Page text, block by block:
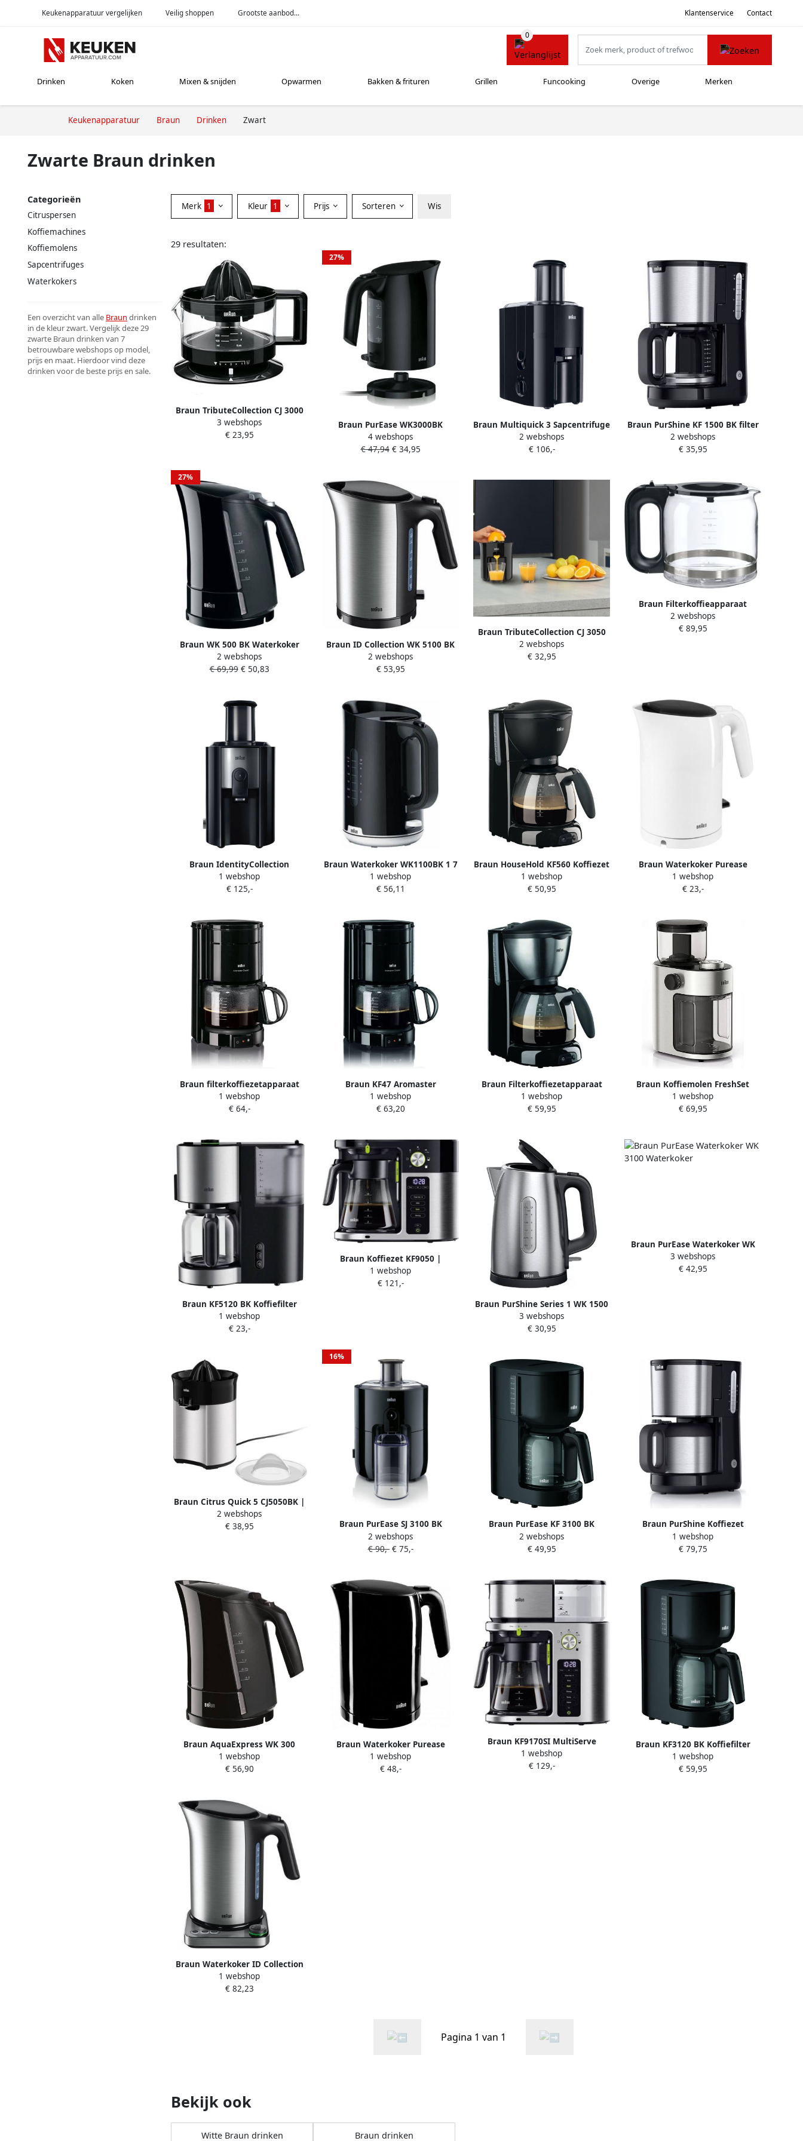
Keukenapparatuur vergelijken Veilig shoppen Grootste aanbod... Klantenservice Contact
Drinken Koken Mixen & snijden Opwarmen Bakken & frituren Grillen Funcooking Overige Merken
Keukenapparatuur Braun Drinken Zwart
Zwarte Braun drinken
Categorieën
Citruspersen
Koffiemachines
Koffiemolens
Sapcentrifuges
Waterkokers
Een overzicht van alle Braun drinken
in de kleur zwart. Vergelijk deze 29
zwarte Braun drinken van 7
betrouwbare webshops op model,
prijs en maat. Hierdoor vind deze
drinken voor de beste prijs en sale.
Merk 1 Kleur 1 Prijs Sorteren Wis
29 resultaten:
Braun TributeCollection CJ 3000
BK Elektrische citruspers Zwart
3 webshops
€ 23,95
27%
Braun PurEase WK3000BK
waterkoker 2200 W 1 L zwart
4 webshops
€ 47,94€ 34,95
Braun Multiquick 3 Sapcentrifuge
J 300
2 webshops
€ 106,-
Braun PurShine KF 1500 BK filter
koffiezetapparaat zwart 10
kopjes
2 webshops
€ 35,95
27%
Braun WK 500 BK Waterkoker
Zwart
2 webshops
€ 69,99€ 50,83
Braun ID Collection WK 5100 BK
Waterkoker Zwart
2 webshops
€ 53,95
Braun TributeCollection CJ 3050
BK Elektrische citruspers Zwart
2 webshops
€ 32,95
Braun Filterkoffieapparaat
PurAroma 7 KF 7020 12 koppen
glazen kan 4 programma's timer
2 webshops
€ 89,95
Braun IdentityCollection
Multiquick J500 Sapcentrifuge
Zwart
1 webshop
€ 125,-
Braun Waterkoker WK1100BK 1 7
L 2200W Zwart Plastic 2200 W 1 7
L
1 webshop
€ 56,11
Braun HouseHold KF560 Koffiezet
Pure Aroma Zwart
1 webshop
€ 50,95
Braun Waterkoker Purease
WK3110WH | Waterkokers |
Keuken&Koken Keukenapparaten
1 webshop
€ 23,-
Braun filterkoffiezetapparaat
KF47 1 zwart 1L
1 webshop
€ 64,-
Braun KF47 Aromaster
koffiezetapparaat
1 webshop
€ 63,20
Braun Filterkoffiezetapparaat
Cafehouse Puraroma Deluxe Kf
570 1 Zwart
1 webshop
€ 59,95
Braun Koffiemolen FreshSet
KG7070 met
oververhittingsbeveiliging
1 webshop
€ 69,95
Braun KF5120 BK Koffiefilter
apparaat Zwart
1 webshop
€ 23,-
Braun Koffiezet KF9050 |
Filterkoffiezetapparaten |
8021098320506
1 webshop
€ 121,-
Braun PurShine Series 1 WK 1500
BK Waterkoker
3 webshops
€ 30,95
Braun PurEase Waterkoker WK
3100 Waterkoker
3 webshops
€ 42,95
Braun Citrus Quick 5 CJ5050BK |
Citruspersen | 8021098003539
2 webshops
€ 38,95
16%
Braun PurEase SJ 3100 BK
Sapcentrifuge Zwart
2 webshops
€ 90,-€ 75,-
Braun PurEase KF 3100 BK
Koffiezetapparaat Filter Zwart
2 webshops
€ 49,95
Braun PurShine Koffiezet
KF1505BK |
Filterkoffiezetapparaten |
1 webshop
€ 79,75
Braun AquaExpress WK 300
Waterkoker Zwart
1 webshop
€ 56,90
Braun Waterkoker Purease
WK3110BK | Waterkokers |
Keuken&Koken Keukenapparaten
1 webshop
€ 48,-
Braun KF9170SI MultiServe
Koffiezetapparaat Zilver
1 webshop
€ 129,-
Braun KF3120 BK Koffiefilter
apparaat Zwart
1 webshop
€ 59,95
Braun Waterkoker ID Collection
WK 5115 BK zwart 1 7 l
1 webshop
€ 82,23
Pagina 1 van 1
Bekijk ook
Witte Braun drinken Braun drinken